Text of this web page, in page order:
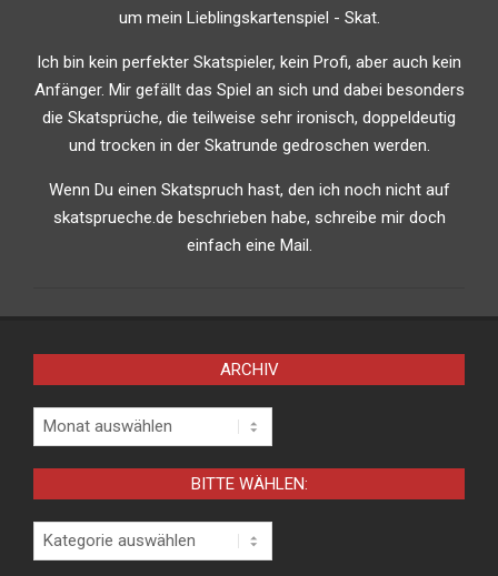
um mein Lieblingskartenspiel - Skat.
Ich bin kein perfekter Skatspieler, kein Profi, aber auch kein
Anfänger. Mir gefällt das Spiel an sich und dabei besonders
die Skatsprüche, die teilweise sehr ironisch, doppeldeutig
und trocken in der Skatrunde gedroschen werden.
Wenn Du einen Skatspruch hast, den ich noch nicht auf
skatsprueche.de beschrieben habe, schreibe mir doch
einfach eine Mail.
ARCHIV
Archiv
BITTE WÄHLEN:
Bitte
wählen: